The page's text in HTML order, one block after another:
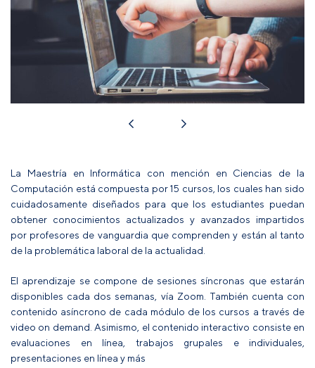
La Maestría en Informática con mención en Ciencias de la
Computación está compuesta por 15 cursos, los cuales han sido
cuidadosamente diseñados para que los estudiantes puedan
obtener conocimientos actualizados y avanzados impartidos
por profesores de vanguardia que comprenden y están al tanto
de la problemática laboral de la actualidad.
El aprendizaje se compone de sesiones síncronas que estarán
disponibles cada dos semanas, vía Zoom. También cuenta con
contenido asíncrono de cada módulo de los cursos a través de
video on demand. Asimismo, el contenido interactivo consiste en
evaluaciones en línea, trabajos grupales e individuales,
presentaciones en línea y más